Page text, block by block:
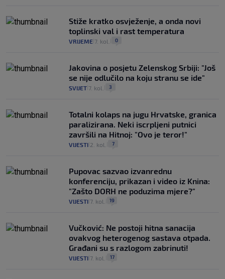
Stiže kratko osvježenje, a onda novi
toplinski val i rast temperatura
VRIJEME 7. kol. 0
Jakovina o posjetu Zelenskog Srbiji: "Još
se nije odlučilo na koju stranu se ide"
SVIJET 7. kol. 3
Totalni kolaps na jugu Hrvatske, granica
paralizirana. Neki iscrpljeni putnici
završili na Hitnoj: "Ovo je teror!"
VIJESTI 2. kol. 7
Pupovac sazvao izvanrednu
konferenciju, prikazan i video iz Knina:
"Zašto DORH ne poduzima mjere?"
VIJESTI 7. kol. 19
Vučković: Ne postoji hitna sanacija
ovakvog heterogenog sastava otpada.
Građani su s razlogom zabrinuti!
VIJESTI 7. kol. 17